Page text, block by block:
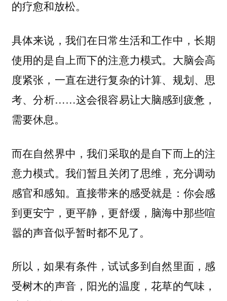
的疗愈和放松。
具体来说，我们在日常生活和工作中，长期
使用的是自上而下的注意力模式。大脑会高
度紧张，一直在进行复杂的计算、规划、思
考、分析……这会很容易让大脑感到疲惫，
需要休息。
而在自然界中，我们采取的是自下而上的注
意力模式。 我们暂且关闭了思维，充分调动
感官和感知。直接带来的感受就是：你会感
到更安宁，更平静，更舒缓，脑海中那些喧
嚣的声音似乎暂时都不见了。
所以，如果有条件，试试多到自然里面，感
受树木的声音，阳光的温度，花草的气味，